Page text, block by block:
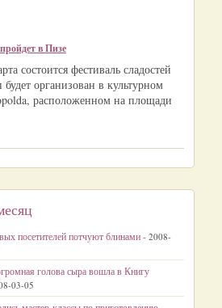
в Пизе
состоится фестиваль сладостей
организован в культурном
расположенном на площади
посетителей потчуют блинами - 2008-
голова сыра вошла в Книгу
03-05